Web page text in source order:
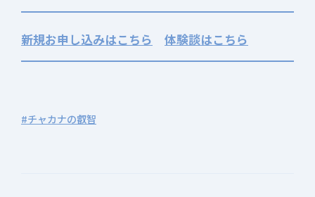
新規お申し込みはこちら 体験談はこちら
#チャカナの叡智